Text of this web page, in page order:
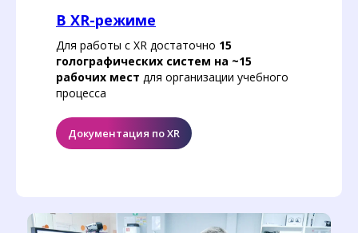
В XR-режиме
Для работы с XR достаточно 15
голографических систем на ~15
рабочих мест для организации учебного
процесса
Документация по XR